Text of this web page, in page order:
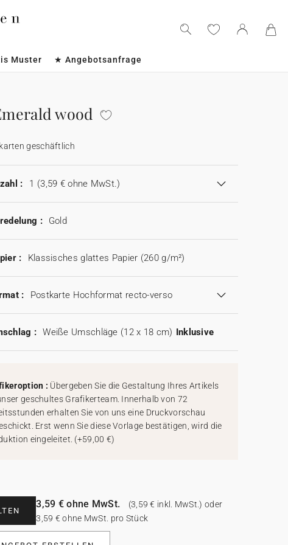
Muster ★ Angebotsanfrage
wood
geschäftlich
: 1 (3,59 € ohne MwSt.)
: Gold
: Klassisches glattes Papier (260 g/m²)
: Postkarte Hochformat recto-verso
: Weiße Umschläge (12 x 18 cm) Inklusive
: Übergeben Sie die Gestaltung Ihres Artikels
geschultes Grafikerteam. Innerhalb von 72
erhalten Sie von uns eine Druckvorschau
Erst wenn Sie diese Vorlage bestätigen, wird die
eingeleitet. (+59,00 €)
3,59 € ohne MwSt.
(3,59 € inkl. MwSt.) oder
3,59 € ohne MwSt. pro Stück